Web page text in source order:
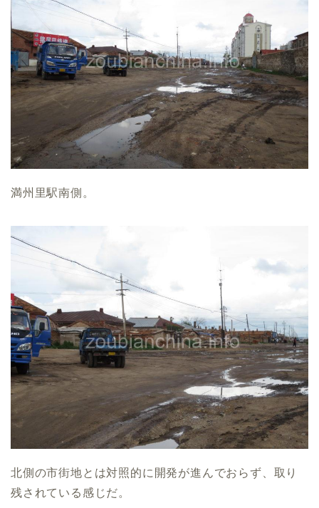
満州里駅南側。
北側の市街地とは対照的に開発が進んでおらず、取り
残されている感じだ。